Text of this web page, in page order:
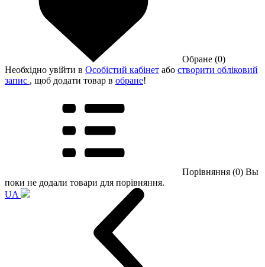
Обране (0)
Необхідно увійти в Особістий кабінет або створити обліковий
запис , щоб додати товар в обране!
Порівняння (0) Вы
поки не додали товари для порівняння.
UA